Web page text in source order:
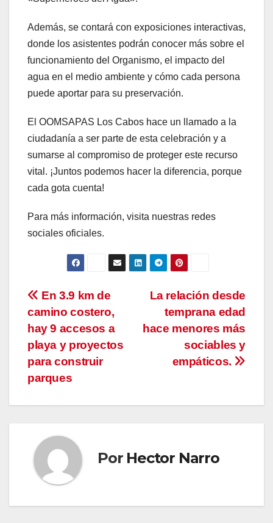
Además, se contará con exposiciones interactivas,
donde los asistentes podrán conocer más sobre el
funcionamiento del Organismo, el impacto del
agua en el medio ambiente y cómo cada persona
puede aportar para su preservación.
El OOMSAPAS Los Cabos hace un llamado a la
ciudadanía a ser parte de esta celebración y a
sumarse al compromiso de proteger este recurso
vital. ¡Juntos podemos hacer la diferencia, porque
cada gota cuenta!
Para más información, visita nuestras redes
sociales oficiales.
Navegación
de
entradas
La relación desde
temprana edad
hace menores más
sociables y
empáticos.
En 3.9 km de
camino costero,
hay 9 accesos a
playa y proyectos
para construir
parques
Por Hector Narro